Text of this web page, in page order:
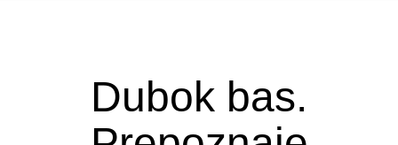
Dubok bas.